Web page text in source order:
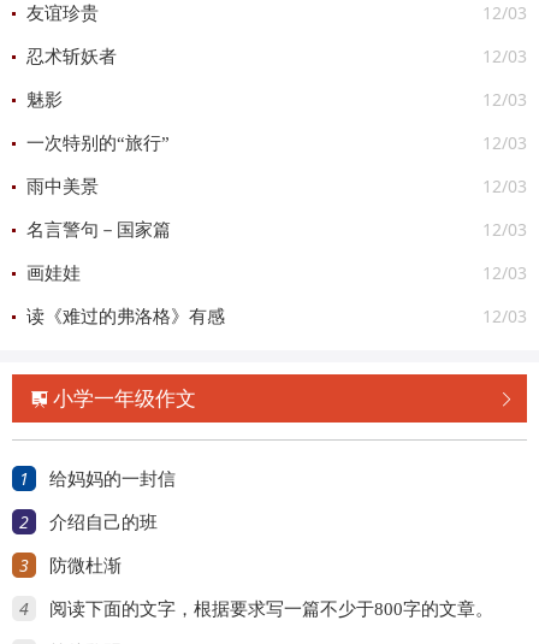
12/03
友谊珍贵
12/03
忍术斩妖者
12/03
魅影
12/03
一次特别的“旅行”
12/03
雨中美景
12/03
名言警句－国家篇
12/03
画娃娃
12/03
读《难过的弗洛格》有感

 小学一年级作文
1 给妈妈的一封信
2 介绍自己的班
3 防微杜渐
4 阅读下面的文字，根据要求写一篇不少于800字的文章。